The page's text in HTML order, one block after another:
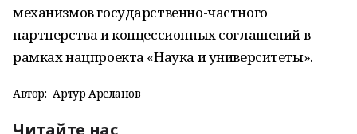
механизмов государственно-частного
партнерства и концессионных соглашений в
рамках нацпроекта «Наука и университеты».
Автор: Артур Арсланов
Читайте нас